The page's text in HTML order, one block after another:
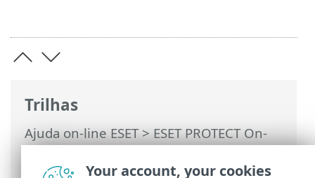
Trilhas
Ajuda on-line ESET>ESET PROTECT On-
Prem>Usando o ESET PROTECT On-Prem
ESET PROTECT On-Prem Menu principal
Your account, your cookies